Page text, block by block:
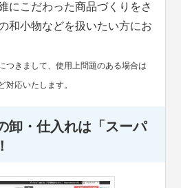
にこだわった商品づくりをさ
和小物などを扱いたい方にお
つきまして、使用上問題のある場合は
対応いたします。
卸・仕入れは「スーパ